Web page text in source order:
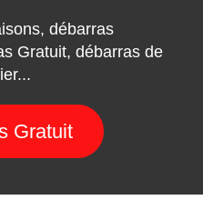
débarras
Gratuit, débarras de
Gratuit